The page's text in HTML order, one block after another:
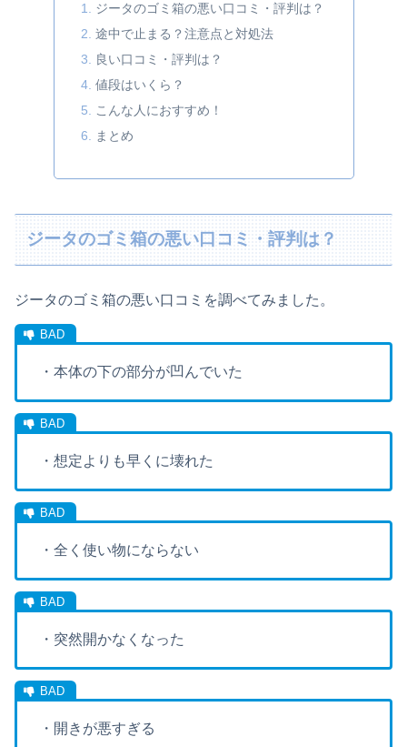
ジータのゴミ箱の悪い口コミ・評判は？
途中で止まる？注意点と対処法
良い口コミ・評判は？
値段はいくら？
こんな人におすすめ！
まとめ
ジータのゴミ箱の悪い口コミ・評判は？
ジータのゴミ箱の悪い口コミを調べてみました。
・本体の下の部分が凹んでいた
・想定よりも早くに壊れた
・全く使い物にならない
・突然開かなくなった
・開きが悪すぎる